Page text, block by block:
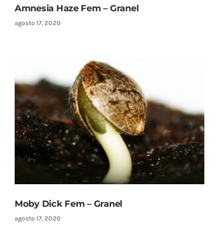
Amnesia Haze Fem – Granel
agosto 17, 2020
Moby Dick Fem – Granel
agosto 17, 2020